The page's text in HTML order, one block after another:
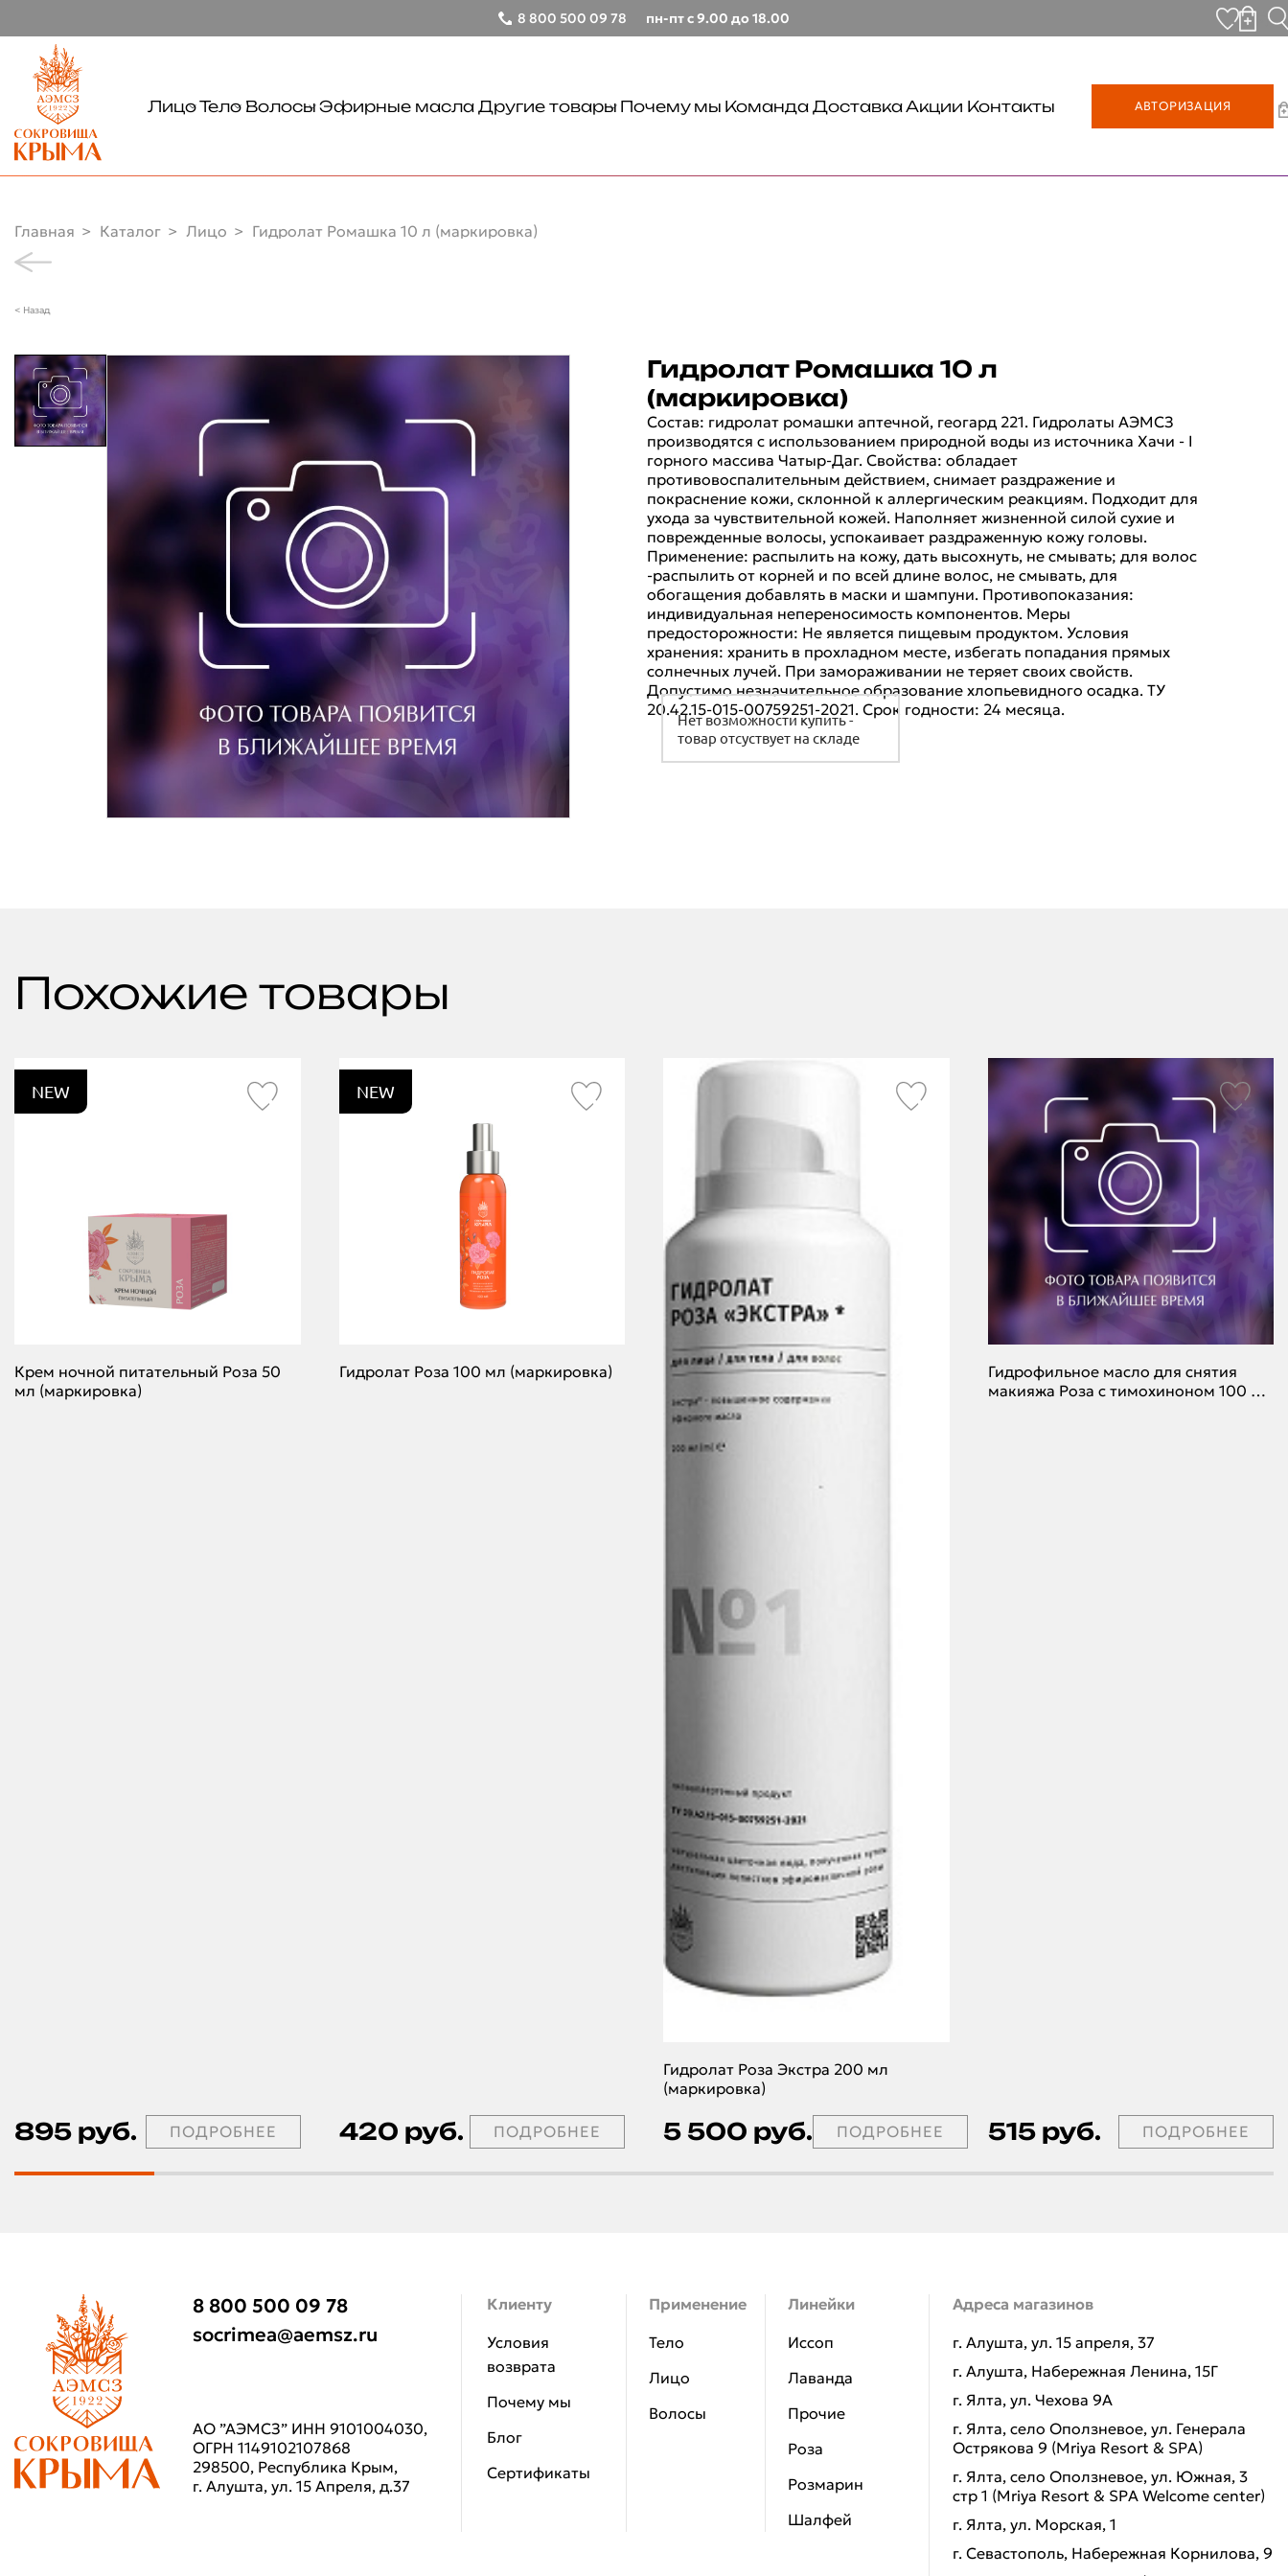
8 800 500 09 78 пн-пт с 9.00 до 18.00
Лицо
Демакияж
Губы
Тело
Руки
ВолосыЭфирные масла Другие товары
Чаи травяные
Почему мы Команда ДоставкаАкции Контакты АВТОРИЗАЦИЯ
Очищение
Демакияж
Увлажнение
Питание
Солнцезащита
Глаза
Губы
Тело
Очищение
Уход
Руки
Ноги
Волосы
Очищение
Уход
Эфирные масла
Другие товары
Бальзамы лечебные
Контакты
Главная Каталог Лицо Гидролат Ромашка 10 л (маркировка)
< Назад
Гидролат Ромашка 10 л
(маркировка)
Состав: гидролат ромашки аптечной, геогард 221. Гидролаты АЭМСЗ
производятся с использованием природной воды из источника Хачи - I
горного массива Чатыр-Даг. Свойства: обладает
противовоспалительным действием, снимает раздражение и
покраснение кожи, склонной к аллергическим реакциям. Подходит для
ухода за чувствительной кожей. Наполняет жизненной силой сухие и
поврежденные волосы, успокаивает раздраженную кожу головы.
Применение: распылить на кожу, дать высохнуть, не смывать; для волос
-распылить от корней и по всей длине волос, не смывать, для
обогащения добавлять в маски и шампуни. Противопоказания:
индивидуальная непереносимость компонентов. Меры
предосторожности: Не является пищевым продуктом. Условия
хранения: хранить в прохладном месте, избегать попадания прямых
солнечных лучей. При замораживании не теряет своих свойств.
Допустимо незначительное образование хлопьевидного осадка. ТУ
20.42.15-015-00759251-2021. Срок годности: 24 месяца.
Нет возможности купить -
товар отсуствует на складе
Похожие товары
NEW
Крем ночной питательный Роза 50
мл (маркировка)
895 руб. ПОДРОБНЕЕ
NEW
Гидролат Роза 100 мл (маркировка)
420 руб. ПОДРОБНЕЕ
Гидролат Роза Экстра 200 мл
(маркировка)
5 500 руб. ПОДРОБНЕЕ
Гидрофильное масло для снятия
макияжа Роза с тимохиноном 100 мл
515 руб. ПОДРОБНЕЕ
8 800 500 09 78
socrimea@aemsz.ru
АО ”АЭМСЗ” ИНН 9101004030,
ОГРН 1149102107868
298500, Республика Крым,
г. Алушта, ул. 15 Апреля, д.37
Клиенту
Условия
возврата
Почему мы
Блог
Сертификаты
Применение
Тело
Лицо
Волосы
Линейки
Иссоп
Лаванда
Прочие
Роза
Розмарин
Шалфей
Адреса магазинов
г. Алушта, ул. 15 апреля, 37
г. Алушта, Набережная Ленина, 15Г
г. Ялта, ул. Чехова 9А
г. Ялта, село Оползневое, ул. Генерала
Острякова 9 (Mriya Resort & SPA)
г. Ялта, село Оползневое, ул. Южная, 3
стр 1 (Mriya Resort & SPA Welcome center)
г. Ялта, ул. Морская, 1
г. Севастополь, Набережная Корнилова, 9